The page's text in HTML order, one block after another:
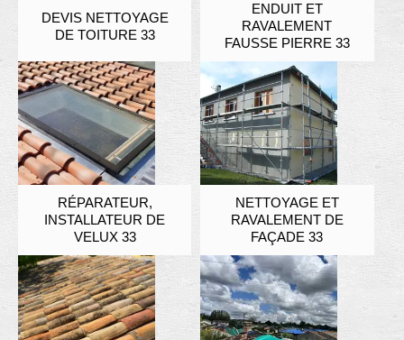
DEVIS NETTOYAGE
DE TOITURE 33
ENDUIT ET
RAVALEMENT
FAUSSE PIERRE 33
RÉPARATEUR,
INSTALLATEUR DE
VELUX 33
NETTOYAGE ET
RAVALEMENT DE
FAÇADE 33